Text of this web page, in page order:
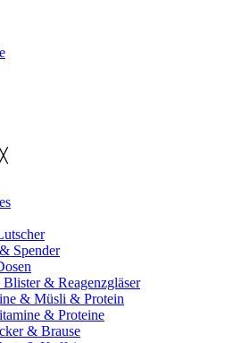
╳
Spender
Blister & Reagenzgläser
& Müsli & Protein
& Proteine
& Brause